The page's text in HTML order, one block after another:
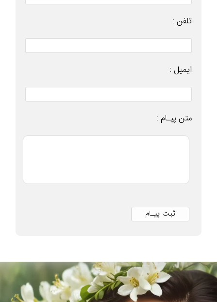
تلفن :
ایمیل :
متن پیـام :